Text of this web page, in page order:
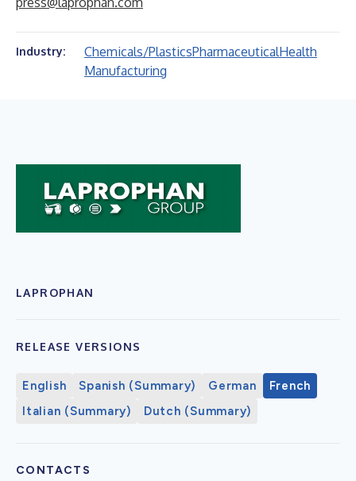
Industry: Chemicals/PlasticsPharmaceuticalHealth
Manufacturing
LAPROPHAN
RELEASE VERSIONS
English Spanish (Summary) German
French
Italian (Summary)
Dutch (Summary)
CONTACTS